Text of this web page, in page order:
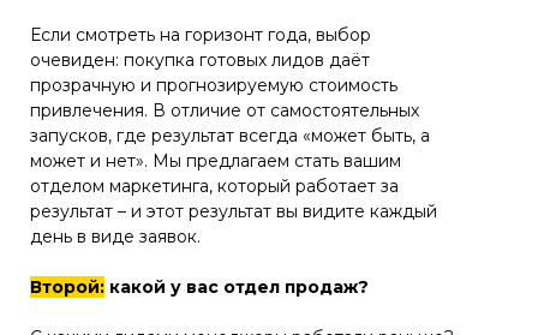
Если смотреть на горизонт года, выбор
очевиден: покупка готовых лидов даёт
прозрачную и прогнозируемую стоимость
привлечения. В отличие от самостоятельных
запусков, где результат всегда «может быть, а
может и нет». Мы предлагаем стать вашим
отделом маркетинга, который работает за
результат – и этот результат вы видите каждый
день в виде заявок.
Второй: какой у вас отдел продаж?